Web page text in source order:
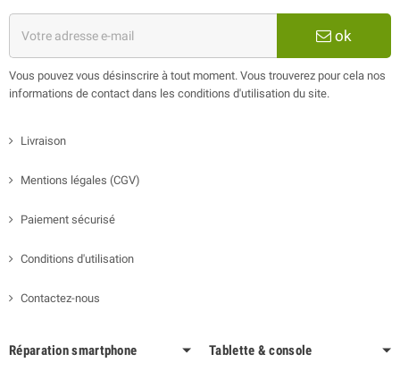
ok
Vous pouvez vous désinscrire à tout moment. Vous trouverez pour cela nos
informations de contact dans les conditions d'utilisation du site.
Livraison
Mentions légales (CGV)
Paiement sécurisé
Conditions d'utilisation
Contactez-nous
Réparation smartphone Tablette & console